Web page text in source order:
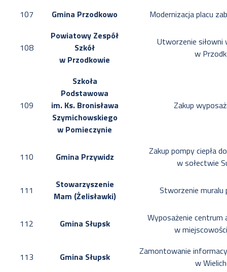
107 Gmina Przodkowo Modernizacja placu
108
Powiatowy Zespół
Szkół
w Przodkowie
Utworzenie siłowni
w
109
Szkoła
Podstawowa
im. Ks. Bronisława
Szymichowskiego
w Pomieczynie
Zakup
110 Gmina Przywidz
Zakup pompy ciepła
w sołectwie
111
Stowarzyszenie
Mam (Żelisławki)
Stworzenie muralu
112 Gmina Słupsk
Wyposażenie centrum
w
113 Gmina Słupsk
Zamontowanie
w